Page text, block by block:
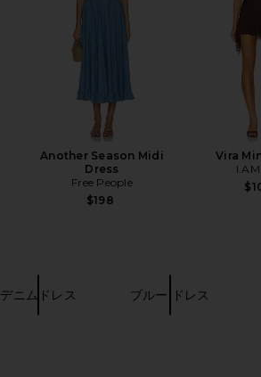
Another Season Midi
Dress
Free People
$198
Vira
デニムドレス ブルー ドレス